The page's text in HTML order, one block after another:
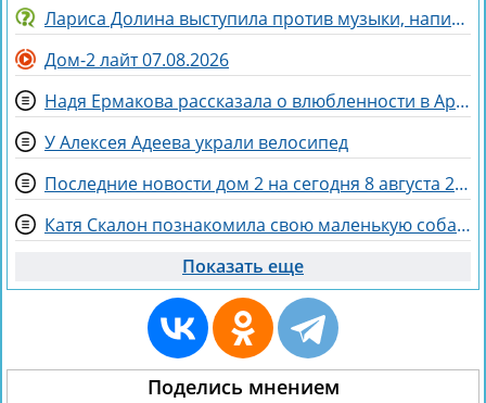
Лариса Долина выступила против музыки, написанной искусственным интеллектом
Дом-2 лайт 07.08.2026
Надя Ермакова рассказала о влюбленности в Артёма Рышковского
У Алексея Адеева украли велосипед
Последние новости дом 2 на сегодня 8 августа 2026
Катя Скалон познакомила свою маленькую собаку Еву с большим другом Женей
Показать еще
Поделись мнением